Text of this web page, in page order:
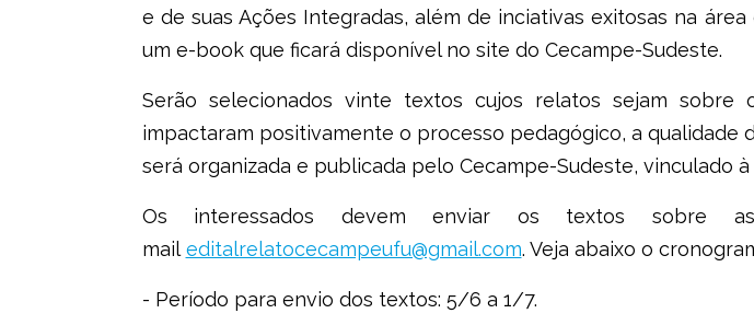
e de suas Ações Integradas, além de inciativas exitosas na
um e-book que ficará disponível no site do Cecampe-Sudeste.
Serão selecionados vinte textos cujos relatos sejam
impactaram positivamente o processo pedagógico, a qualidade
será organizada e publicada pelo Cecampe-Sudeste, vinculado
Os interessados devem enviar os textos sobre
mail editalrelatocecampeufu@gmail.com. Veja abaixo o
- Período para envio dos textos: 5/6 a 1/7.